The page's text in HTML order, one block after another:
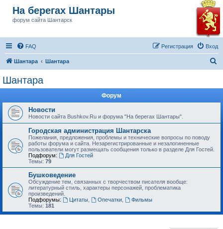
На берегах Шантары
форум сайта Шантарск
FAQ Вход
Регистрация
Шантара Шантара
Шантара
Форум
Новости
Новости сайта Bushkov.Ru и форума "На берегах Шантары".
Городская администрация Шантарска
Пожелания, предложения, проблемы и технические вопросы по поводу
работы форума и сайта. Незарегистрированные и незалогиненные
пользователи могут размещать сообщения только в разделе Для Гостей.
Подфорум:
Для Гостей
Темы: 79
Бушковедение
Обсуждение тем, связанных с творчеством писателя вообще:
литературный стиль, характеры персонажей, проблематика
произведений.
Подфорумы:
Цитаты, Опечатки,
Фильмы
Темы: 181